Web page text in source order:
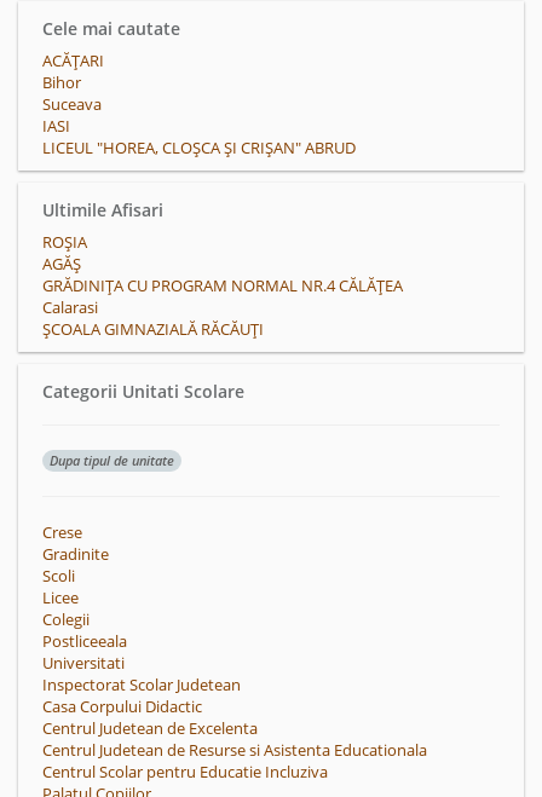
Cele mai cautate
ACĂŢARI
Bihor
Suceava
IASI
LICEUL "HOREA, CLOȘCA ȘI CRIȘAN" ABRUD
Ultimile Afisari
ROŞIA
AGĂŞ
GRĂDINIŢA CU PROGRAM NORMAL NR.4 CĂLĂŢEA
Calarasi
ȘCOALA GIMNAZIALĂ RĂCĂUȚI
Categorii Unitati Scolare
Dupa tipul de unitate
Crese
Gradinite
Scoli
Licee
Colegii
Postliceeala
Universitati
Inspectorat Scolar Judetean
Casa Corpului Didactic
Centrul Judetean de Excelenta
Centrul Judetean de Resurse si Asistenta Educationala
Centrul Scolar pentru Educatie Incluziva